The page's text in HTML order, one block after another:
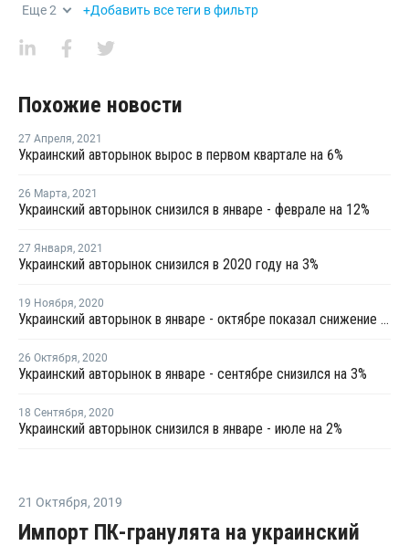
Еще2 +Добавить все теги в фильтр
Похожие новости
27 Апреля, 2021
Украинский авторынок вырос в первом квартале на 6%
26 Марта, 2021
Украинский авторынок снизился в январе - феврале на 12%
27 Января, 2021
Украинский авторынок снизился в 2020 году на 3%
19 Ноября, 2020
Украинский авторынок в январе - октябре показал снижение на 3%
26 Октября, 2020
Украинский авторынок в январе - сентябре снизился на 3%
18 Сентября, 2020
Украинский авторынок снизился в январе - июле на 2%
21 Октября, 2019
Импорт ПК-гранулята на украинский